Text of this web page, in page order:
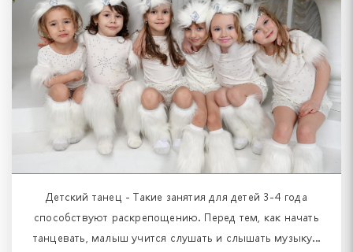
Детский танец - Такие занятия для детей 3-4 года
способствуют раскрепощению. Перед тем, как начать
танцевать, малыш учится слушать и слышать музыку...